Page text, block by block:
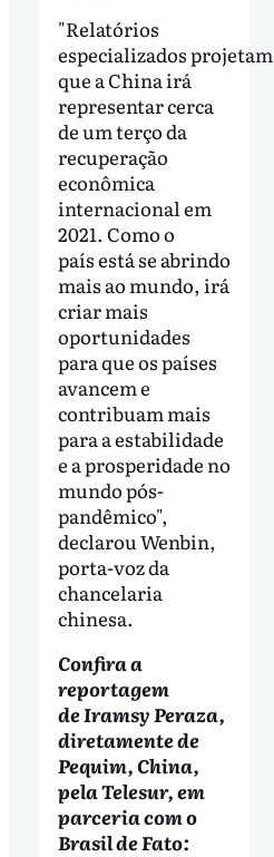
"Relatórios
especializados projetam
que a China irá
representar cerca
de um terço da
recuperação
econômica
internacional em
2021. Como o
país está se abrindo
mais ao mundo, irá
criar mais
oportunidades
para que os países
avancem e
contribuam mais
para a estabilidade
e a prosperidade no
mundo pós-
pandêmico",
declarou Wenbin,
porta-voz da
chancelaria
chinesa.
Confira a
reportagem
de Iramsy Peraza,
diretamente de
Pequim, China,
pela Telesur, em
parceria com o
Brasil de Fato: